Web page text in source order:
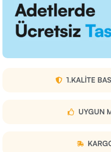
1.KALITE
UYGUN